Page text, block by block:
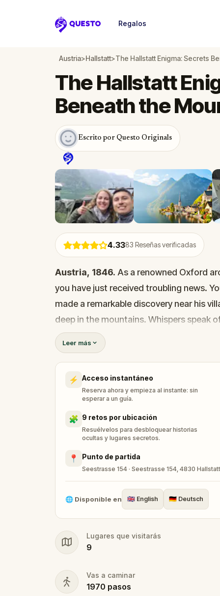
Questo
Regalos
Austria>Hallstatt>The Hallstatt Enigma: Secrets
4.3383 Reseñas verificadas
The Hallstatt
Beneath the
Escrito por Questo Originals
Austria, 1846. As a renowned Oxford
you have just received troubling news.
made a remarkable discovery near his
deep in the mountains. Whispers speak
ancient Assyria
Could this rewrite history? There is only
Step into the past and explore the
thrilling walking quest. Solve real-world
and uncover secrets buried for
chasing legends?
Leer más
⚡ Acceso instantáneo
Reserva ahora y empieza al instante: sin
esperar a un guía.
🧩 9 retos por ubicación
Resuélvelos para desbloquear historias
ocultas y lugares secretos.
📍 Punto de partida
Seestrasse 154 · Seestrasse 154, 4830
🌐 Disponible en 🇬🇧 English 🇩🇪 Deutsch
Lugares que visitarás
9
Vas a caminar
1970 pasos